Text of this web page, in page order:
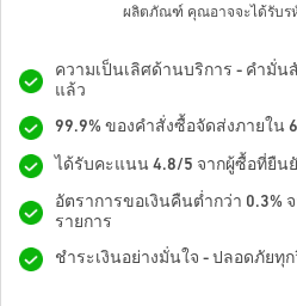
ผลิตภัณฑ์ คุณอาจจะได้รับร
ความเป็นเลิศด้านบริการ - คำมั่
แล้ว
99.9% ของคำสั่งซื้อจัดส่งภายใน
ได้รับคะแนน 4.8/5 จากผู้ซื้อที่ยืน
อัตราการขอเงินคืนต่ำกว่า 0.3%
รายการ
ชำระเงินอย่างมั่นใจ - ปลอดภัยทุ